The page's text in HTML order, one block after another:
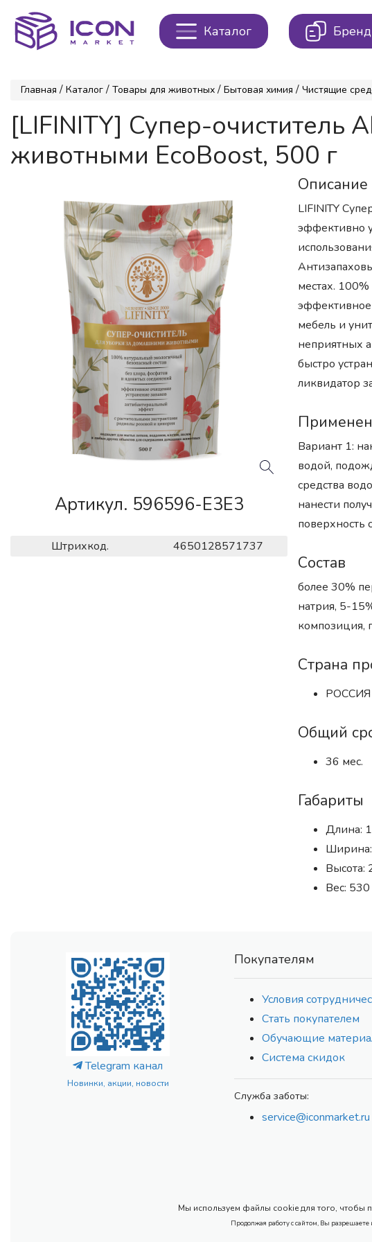
Каталог
Главная / Каталог / Товары для животных / Бытовая химия / Чистящие
[LIFINITY] Супер-
животными EcoBoost, 500 г
Артикул. 596596-E3E3
Штрихкод. 4650128571737
Описание
LIFINITY
эффективно
местах.
эффективное
мебель и
неприятных
быстро
ликвидатор
Вариант 1:
водой,
средства
нанести
поверхность
Состав
более 30%
натрия, 5-
композиция,
Страна
РОССИЯ
Общий
36 мес.
Габариты
Длина:
Высота:
Вес: 530
Telegram канал
Новинки, акции, новости
Покупателям
Условия
Стать покупателем
Обучающие
Система скидок
Служба заботы:
service@iconmarket.ru
Мы используем файлы cookie для того, чтобы
Продолжая работу с сайтом, Вы